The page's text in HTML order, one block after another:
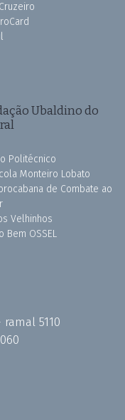
Ubaldino do
Politécnico
Monteiro Lobato
de Combate ao
Velhinhos
Bem OSSEL
ramal 5110